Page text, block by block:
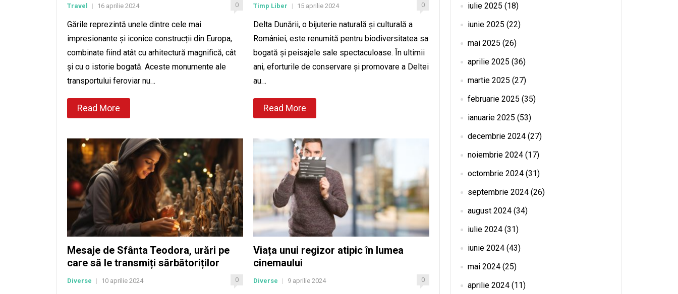
Travel | 16 aprilie 2024 0
Gările reprezintă unele dintre cele mai
impresionante și iconice construcții din Europa,
combinate fiind atât cu arhitectură magnifică, cât
și cu o istorie bogată. Aceste monumente ale
transportului feroviar nu…
Read More
Timp Liber | 15 aprilie 2024 0
Delta Dunării, o bijuterie naturală și culturală a
României, este renumită pentru biodiversitatea sa
bogată și peisajele sale spectaculoase. În ultimii
ani, eforturile de conservare și promovare a Deltei
au…
Read More
Mesaje de Sfânta Teodora, urări pe
care să le transmiți sărbătoriților
Diverse 10 aprilie 2024 0
Viața unui regizor atipic în lumea
cinemaului
Diverse 9 aprilie 2024 0
iulie 2025 (18)
iunie 2025 (22)
mai 2025 (26)
aprilie 2025 (36)
martie 2025 (27)
februarie 2025 (35)
ianuarie 2025 (53)
decembrie 2024 (27)
noiembrie 2024 (17)
octombrie 2024 (31)
septembrie 2024 (26)
august 2024 (34)
iulie 2024 (31)
iunie 2024 (43)
mai 2024 (25)
aprilie 2024 (11)